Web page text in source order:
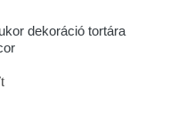
dekoráció tortára